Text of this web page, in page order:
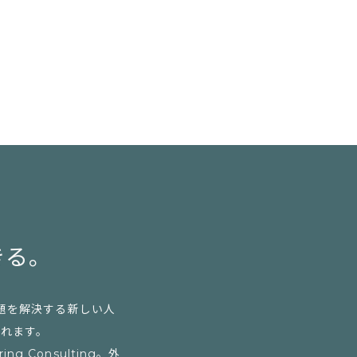
。
を解決する新しい人
ます。
Consulting。外